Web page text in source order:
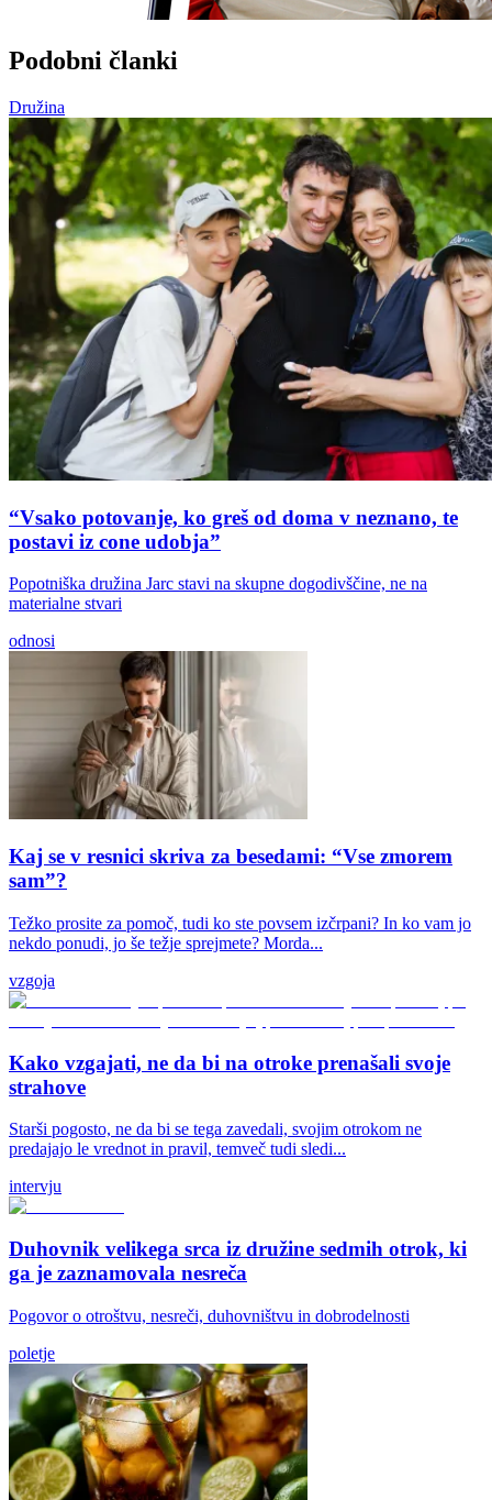
Podobni članki
Družina
“Vsako potovanje, ko greš od doma v neznano, te
postavi iz cone udobja”
Popotniška družina Jarc stavi na skupne dogodivščine, ne na
materialne stvari
odnosi
Kaj se v resnici skriva za besedami: “Vse zmorem
sam”?
Težko prosite za pomoč, tudi ko ste povsem izčrpani? In ko vam jo
nekdo ponudi, jo še težje sprejmete? Morda...
vzgoja
Kako vzgajati, ne da bi na otroke prenašali svoje
strahove
Starši pogosto, ne da bi se tega zavedali, svojim otrokom ne
predajajo le vrednot in pravil, temveč tudi sledi...
intervju
Duhovnik velikega srca iz družine sedmih otrok, ki
ga je zaznamovala nesreča
Pogovor o otroštvu, nesreči, duhovništvu in dobrodelnosti
poletje